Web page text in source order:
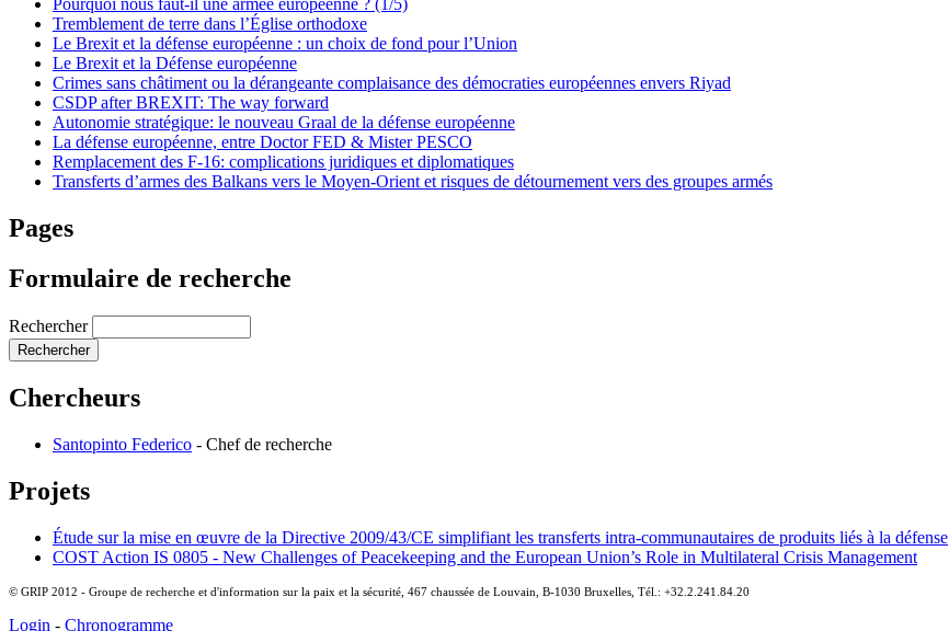
Tremblement de terre dans l’Église orthodoxe
Le Brexit et la défense européenne : un choix de fond pour l’Union
Le Brexit et la Défense européenne
Crimes sans châtiment ou la dérangeante complaisance des démocraties européennes envers Riyad
CSDP after BREXIT: The way forward
Autonomie stratégique: le nouveau Graal de la défense européenne
La défense européenne, entre Doctor FED & Mister PESCO
Remplacement des F-16: complications juridiques et diplomatiques
Transferts d’armes des Balkans vers le Moyen-Orient et risques de détournement vers des groupes armés
Pages
Formulaire de recherche
Rechercher
Chercheurs
Santopinto Federico - Chef de recherche
Projets
Étude sur la mise en œuvre de la Directive 2009/43/CE simplifiant les transferts intra-communautaires de produits liés à la défense
COST Action IS 0805 - New Challenges of Peacekeeping and the European Union’s Role in Multilateral Crisis Management
© GRIP 2012 - Groupe de recherche et d'information sur la paix et la sécurité, 467 chaussée de Louvain, B-1030 Bruxelles, Tél.: +32.2.241.84.20
Login - Chronogramme